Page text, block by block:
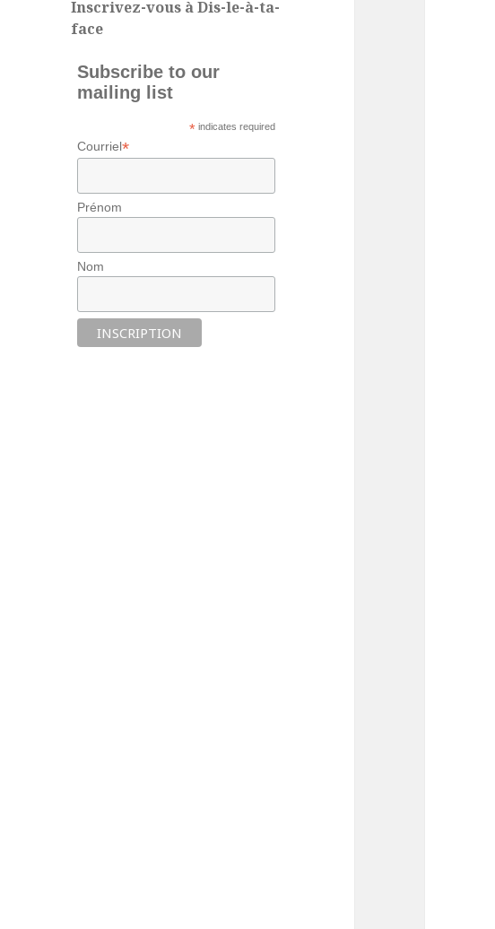
Inscrivez-vous à Dis-le-à-ta-
face
Subscribe to our
mailing list
* indicates required
Courriel*
Prénom
Nom